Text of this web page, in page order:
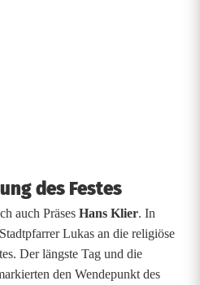
des Festes
auch Präses Hans Klier. In
Lukas an die religiöse
Der längste Tag und die
den Wendepunkt des